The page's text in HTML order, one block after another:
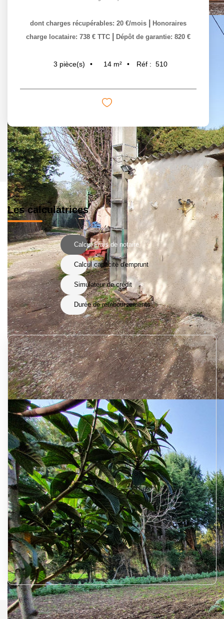
dont charges récupérables: 20 €/mois
Honoraires
charge locataire: 738 € TTC
Dépôt de garantie: 820 €
3 pièce(s) 14 m² Réf : 510
Les calculatrices
Calcul Frais de notaire
Calcul capacité d'emprunt
Simulateur de crédit
Durée de remboursements